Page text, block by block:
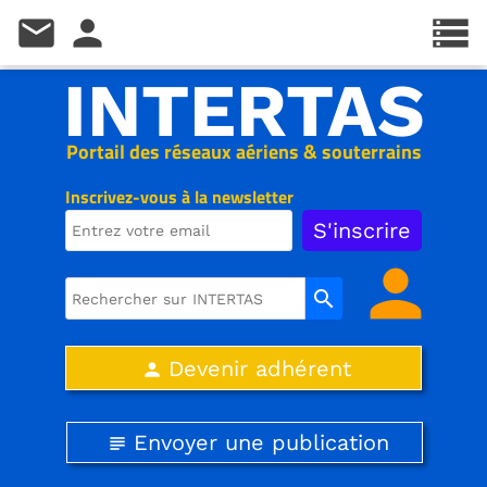
Inscrivez-vous à la newsletter
Portail des réseaux aériens & souterrains
INTERTAS
search person
person Devenir adhérent
subject Envoyer une publication
storage
mail person